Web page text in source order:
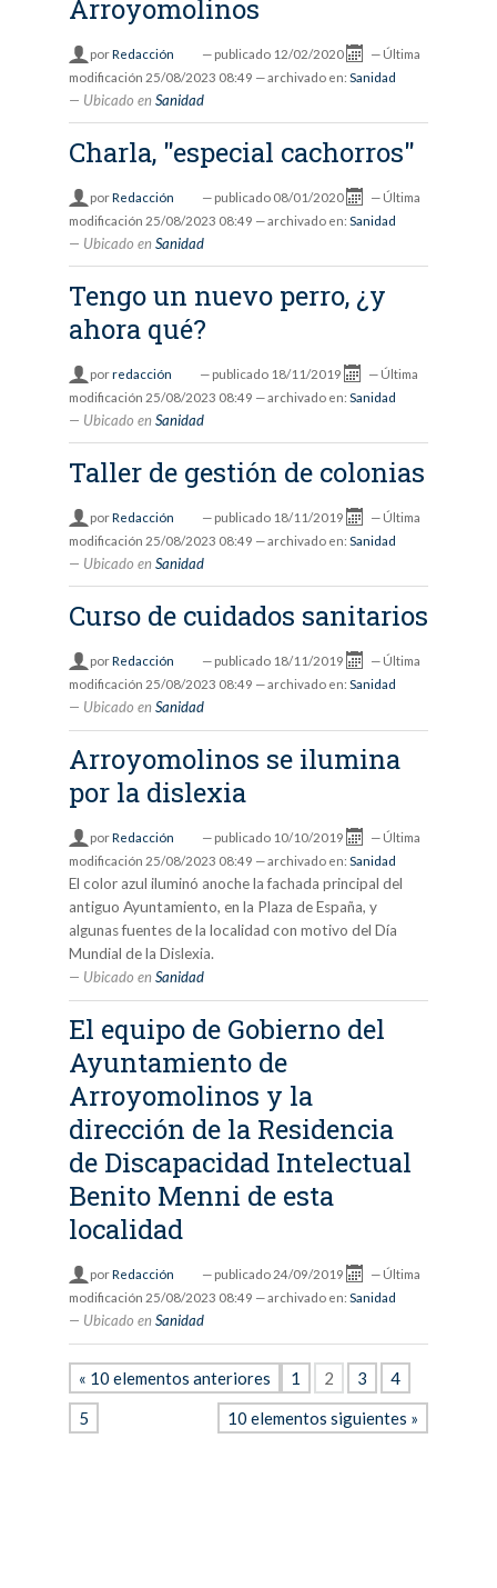
Arroyomolinos
porRedacción — publicado 12/02/2020 — Última
modificación 25/08/2023 08:49 — archivado en: Sanidad
Ubicado en Sanidad
Charla, "especial cachorros"
porRedacción — publicado 08/01/2020 — Última
modificación 25/08/2023 08:49 — archivado en: Sanidad
Ubicado en Sanidad
Tengo un nuevo perro, ¿y
ahora qué?
porredacción — publicado 18/11/2019 — Última
modificación 25/08/2023 08:49 — archivado en: Sanidad
Ubicado en Sanidad
Taller de gestión de colonias
porRedacción — publicado 18/11/2019 — Última
modificación 25/08/2023 08:49 — archivado en: Sanidad
Ubicado en Sanidad
Curso de cuidados sanitarios
porRedacción — publicado 18/11/2019 — Última
modificación 25/08/2023 08:49 — archivado en: Sanidad
Ubicado en Sanidad
Arroyomolinos se ilumina
por la dislexia
porRedacción — publicado 10/10/2019 — Última
modificación 25/08/2023 08:49 — archivado en: Sanidad
El color azul iluminó anoche la fachada principal del
antiguo Ayuntamiento, en la Plaza de España, y
algunas fuentes de la localidad con motivo del Día
Mundial de la Dislexia.
Ubicado en Sanidad
El equipo de Gobierno del
Ayuntamiento de
Arroyomolinos y la
dirección de la Residencia
de Discapacidad Intelectual
Benito Menni de esta
localidad
porRedacción — publicado 24/09/2019 — Última
modificación 25/08/2023 08:49 — archivado en: Sanidad
Ubicado en Sanidad
« 10 elementos anteriores
10 elementos siguientes »
1 2 3
4
5